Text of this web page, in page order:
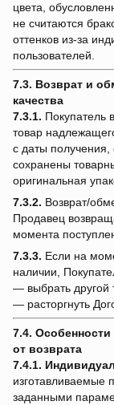
цвета,
не считаются
оттенков из-за
пользователей.
7.3. Возврат и
качества
7.3.1. Покупатель
товар
с даты получения,
сохранены
оригинальная
7.3.2. Возврат/
Продавец
момента
7.3.3. Если на
наличии,
— выбрать другой
— расторгнуть
7.4. Особенности
от возврата
7.4.1.
изготавливаемые
заданными